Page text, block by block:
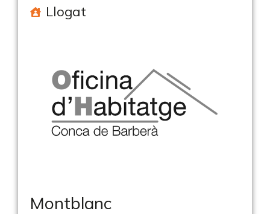
Llogat
Montblanc